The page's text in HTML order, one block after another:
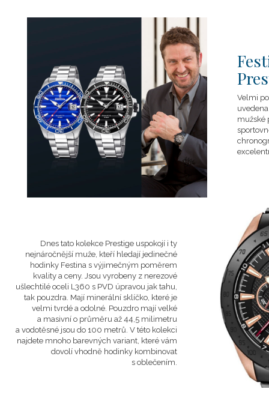
Velmi
mužské
Dnes tato kolekce Prestige uspokojí i ty
nejnáročnější muže, kteří hledají jedinečné
hodinky Festina s výjimečným poměrem
kvality a ceny. Jsou vyrobeny z nerezové
ušlechtilé oceli L360 s PVD úpravou jak tahu,
tak pouzdra. Mají minerální sklíčko, které je
velmi tvrdé a odolné. Pouzdro mají velké
a masivní o průměru až 44,5 milimetru
a vodotěsné jsou do 100 metrů. V této kolekci
najdete mnoho barevných variant, které vám
dovolí vhodně hodinky kombinovat
s oblečením.